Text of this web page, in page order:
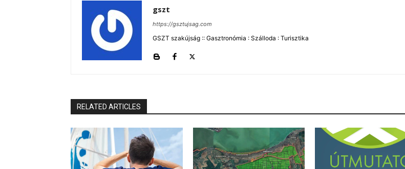
gszt
https://gsztujsag.com
GSZT szakújság :: Gasztronómia : Szálloda : Turisztika
RELATED ARTICLES